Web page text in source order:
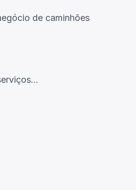
de caminhões